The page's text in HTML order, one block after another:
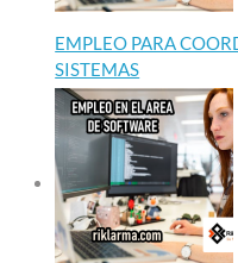
EMPLEO PARA
SISTEMAS